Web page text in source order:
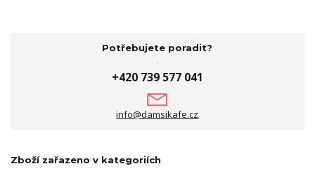
Potřebujete poradit?
+420 739 577 041
info@damsikafe.cz
Zboží zařazeno v kategoriích